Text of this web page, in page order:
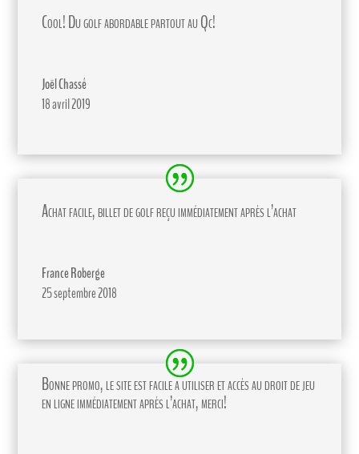
Cool! Du golf abordable partout au Qc!
Joël Chassé
18 avril 2019
Achat facile, billet de golf reçu immédiatement après l’achat
France Roberge
25 septembre 2018
Bonne promo, le site est facile a utiliser et accès au droit de jeu
en ligne immédiatement après l’achat, merci!